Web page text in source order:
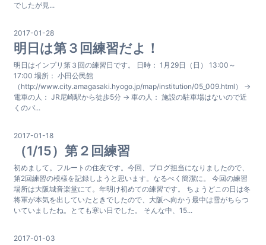
でしたが見...
2017-01-28
明日は第３回練習だよ！
明日はインプリ第３回の練習日です。 日時： 1月29日（日） 13:00～
17:00 場所： 小田公民館
（http://www.city.amagasaki.hyogo.jp/map/institution/05_009.html） →
電車の人： JR尼崎駅から徒歩5分 → 車の人： 施設の駐車場はないので近
くのパ...
2017-01-18
（1/15）第２回練習
初めまして。フルートの住友です。今回、ブログ担当になりましたので、
第2回練習の模様を記録しようと思います。なるべく簡潔に。 今回の練習
場所は大阪城音楽堂にて。年明け初めての練習です。 ちょうどこの日は冬
将軍が本気を出していたときでしたので、大阪へ向かう最中は雪がちらつ
いていましたね。とても寒い日でした。 そんな中、15...
2017-01-03